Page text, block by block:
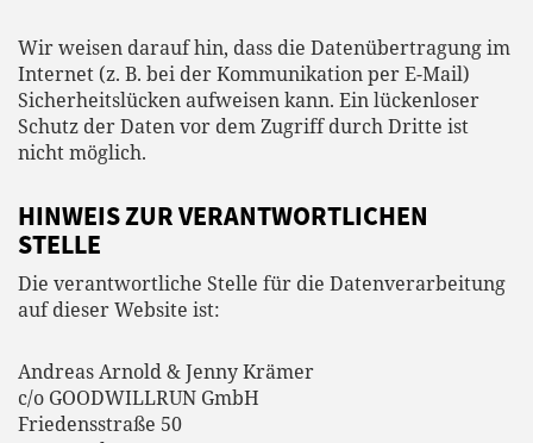
Wir weisen darauf hin, dass die Datenübertragung im
Internet (z. B. bei der Kommunikation per E-Mail)
Sicherheitslücken aufweisen kann. Ein lückenloser
Schutz der Daten vor dem Zugriff durch Dritte ist
nicht möglich.
HINWEIS ZUR VERANTWORTLICHEN
STELLE
Die verantwortliche Stelle für die Datenverarbeitung
auf dieser Website ist:
Andreas Arnold & Jenny Krämer
c/o GOODWILLRUN GmbH
Friedensstraße 50